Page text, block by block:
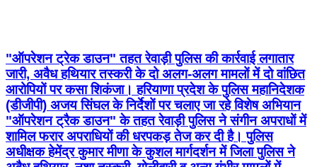
"ऑपरेशन ट्रेक डाउन" तहत रेवाड़ी पुलिस की कार्रवाई लगातार
जारी, अवैध हथियार तस्करी के दो अलग-अलग मामलों में दो वांछित
आरोपियों पर कसा शिकंजा। हरियाणा प्रदेश के पुलिस महानिदेशक
(डीजीपी) अजय सिंघल के निर्देशों पर चलाए जा रहे विशेष अभियान
"ऑपरेशन ट्रैक डाउन" के तहत रेवाड़ी पुलिस ने संगीन अपराधों में
शामिल फरार अपराधियों की धरपकड़ तेज कर दी है। पुलिस
अधीक्षक हेमेंद्र कुमार मीणा के कुशल मार्गदर्शन में जिला पुलिस ने